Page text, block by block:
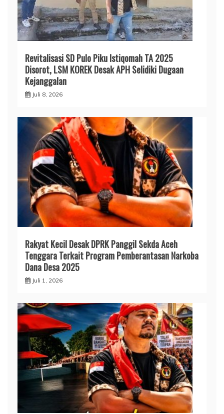
Revitalisasi SD Pulo Piku Istiqomah TA 2025
Disorot, LSM KOREK Desak APH Selidiki Dugaan
Kejanggalan
Juli 8, 2026
Rakyat Kecil Desak DPRK Panggil Sekda Aceh
Tenggara Terkait Program Pemberantasan Narkoba
Dana Desa 2025
Juli 1, 2026